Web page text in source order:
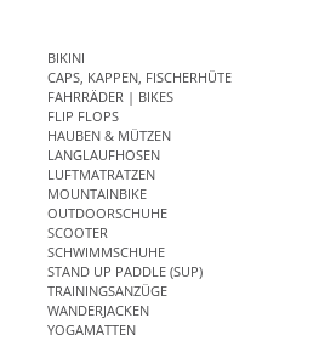
BIKINI
CAPS, KAPPEN, FISCHERHÜTE
FAHRRÄDER | BIKES
FLIP FLOPS
HAUBEN & MÜTZEN
LANGLAUFHOSEN
LUFTMATRATZEN
MOUNTAINBIKE
OUTDOORSCHUHE
SCOOTER
SCHWIMMSCHUHE
STAND UP PADDLE (SUP)
TRAININGSANZÜGE
WANDERJACKEN
YOGAMATTEN